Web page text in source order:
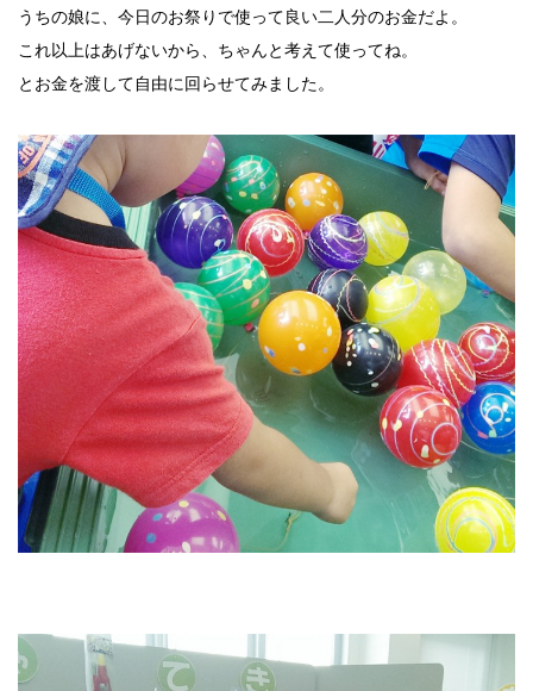
うちの娘に、今日のお祭りで使って良い二人分のお金だよ。
これ以上はあげないから、ちゃんと考えて使ってね。
とお金を渡して自由に回らせてみました。